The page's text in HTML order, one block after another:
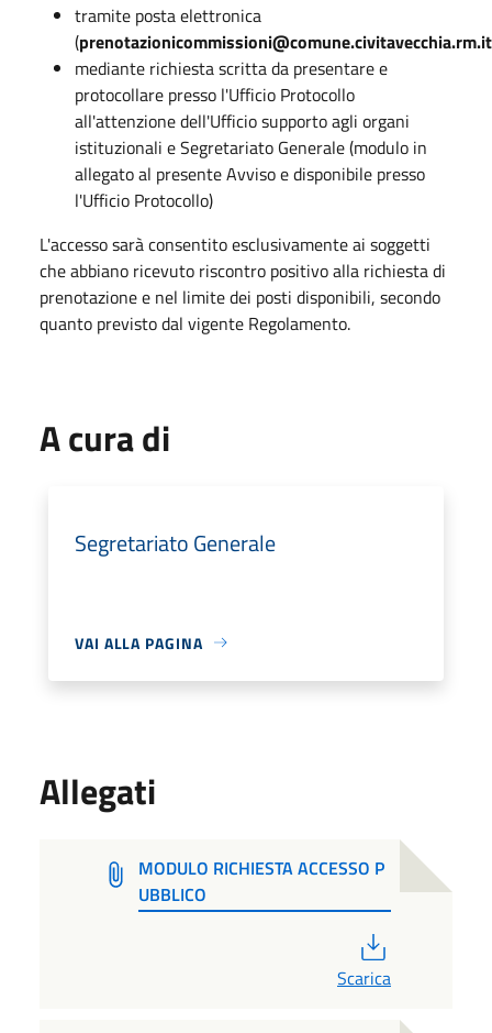
tramite posta elettronica
(prenotazionicommissioni@comune.civitavecchia.rm.it
mediante richiesta scritta da presentare e
protocollare presso l'Ufficio Protocollo
all'attenzione dell'Ufficio supporto agli organi
istituzionali e Segretariato Generale (modulo in
allegato al presente Avviso e disponibile presso
l'Ufficio Protocollo)
L'accesso sarà consentito esclusivamente ai soggetti
che abbiano ricevuto riscontro positivo alla richiesta di
prenotazione e nel limite dei posti disponibili, secondo
quanto previsto dal vigente Regolamento.
A cura di
Segretariato Generale
VAI ALLA PAGINA
Allegati
MODULO RICHIESTA ACCESSO P
UBBLICO
Scarica